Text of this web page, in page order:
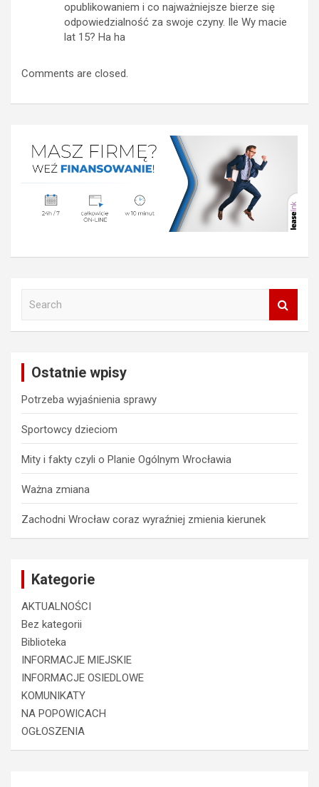
opublikowaniem i co najważniejsze bierze się
odpowiedzialność za swoje czyny. Ile Wy macie
lat 15? Ha ha
Comments are closed.
Ostatnie wpisy
Potrzeba wyjaśnienia sprawy
Sportowcy dzieciom
Mity i fakty czyli o Planie Ogólnym Wrocławia
Ważna zmiana
Zachodni Wrocław coraz wyraźniej zmienia kierunek
Kategorie
AKTUALNOŚCI
Bez kategorii
Biblioteka
INFORMACJE MIEJSKIE
INFORMACJE OSIEDLOWE
KOMUNIKATY
NA POPOWICACH
OGŁOSZENIA